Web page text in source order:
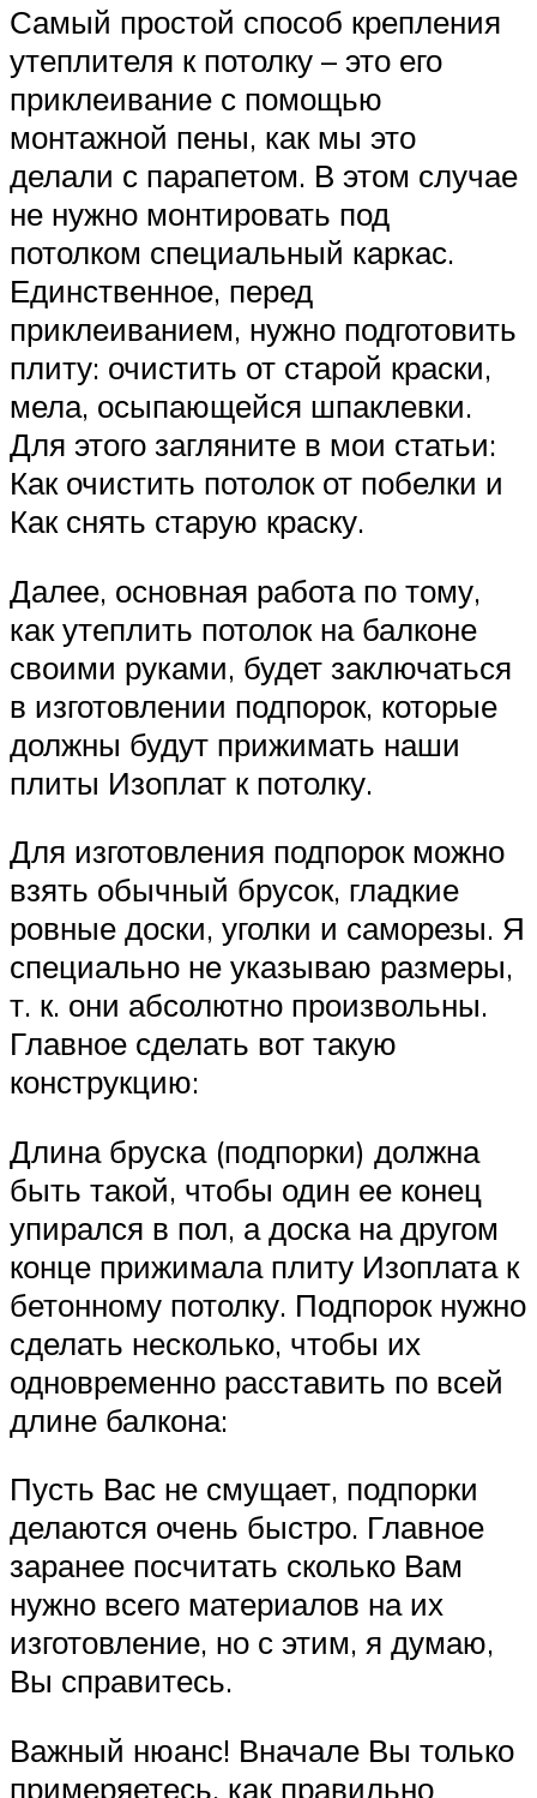
Самый простой способ крепления
утеплителя к потолку – это его
приклеивание с помощью
монтажной пены, как мы это
делали с парапетом. В этом случае
не нужно монтировать под
потолком специальный каркас.
Единственное, перед
приклеиванием, нужно подготовить
плиту: очистить от старой краски,
мела, осыпающейся шпаклевки.
Для этого загляните в мои статьи:
Как очистить потолок от побелки и
Как снять старую краску.
Далее, основная работа по тому,
как утеплить потолок на балконе
своими руками, будет заключаться
в изготовлении подпорок, которые
должны будут прижимать наши
плиты Изоплат к потолку.
Для изготовления подпорок можно
взять обычный брусок, гладкие
ровные доски, уголки и саморезы. Я
специально не указываю размеры,
т. к. они абсолютно произвольны.
Главное сделать вот такую
конструкцию:
Длина бруска (подпорки) должна
быть такой, чтобы один ее конец
упирался в пол, а доска на другом
конце прижимала плиту Изоплата к
бетонному потолку. Подпорок нужно
сделать несколько, чтобы их
одновременно расставить по всей
длине балкона:
Пусть Вас не смущает, подпорки
делаются очень быстро. Главное
заранее посчитать сколько Вам
нужно всего материалов на их
изготовление, но с этим, я думаю,
Вы справитесь.
Важный нюанс! Вначале Вы только
примеряетесь, как правильно